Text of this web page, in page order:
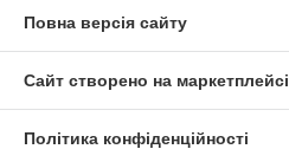
Повна версія сайту
Сайт створено на маркетплейсі
Політика конфіденційності